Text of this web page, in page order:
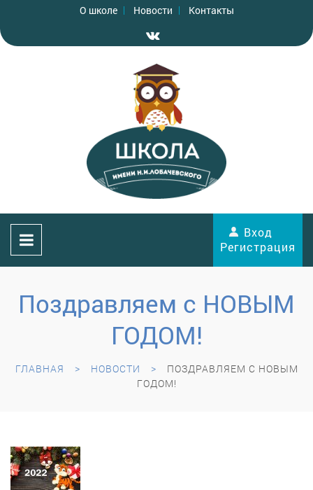
О школе Новости Контакты
Вход
Регистрация
Поздравляем с НОВЫМ
ГОДОМ!
ГЛАВНАЯ НОВОСТИ
ПОЗДРАВЛЯЕМ С НОВЫМ
ГОДОМ!